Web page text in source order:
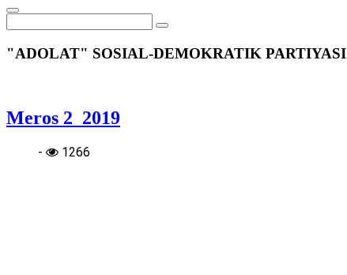
"ADOLAT" SOSIAL-DEMOKRATIK PARTIYASI
Meros 2_2019
- 1266